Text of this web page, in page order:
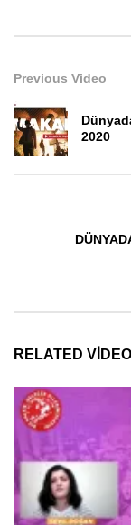
Previous Video
2020
RELATED